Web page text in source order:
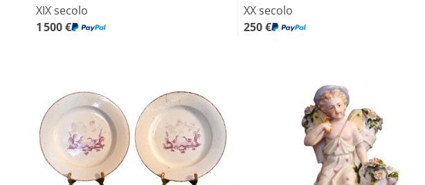
XIX secolo
1 500 €
XX secolo
250 €